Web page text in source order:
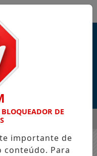
INSPIRADA EM
BLOQUEADOR DE
importante de
Para